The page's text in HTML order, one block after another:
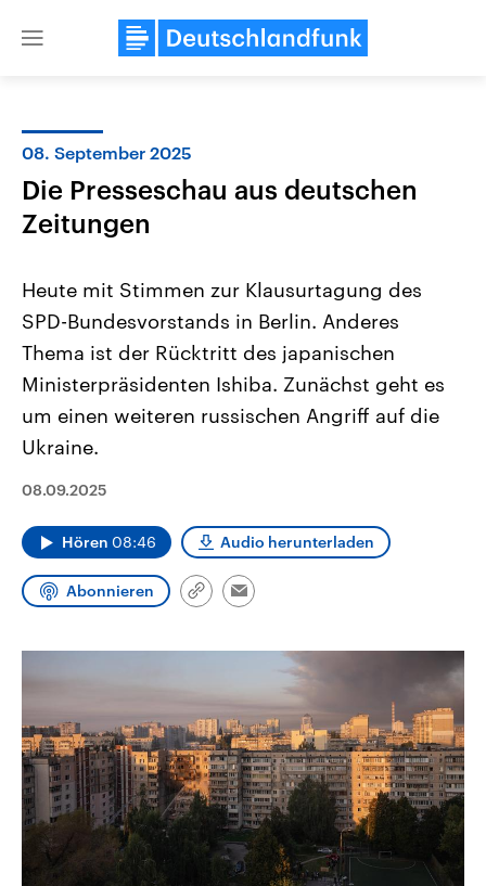
Close
Landtagswahl Sachsen-Anhalt
2026
Alle Informationen
September 2026 einen neuen
Bundesland von einer Koalition aus
CDU, SPD und FDP regiert.-
Wahlprogramme, aktuelle Berichte
und Hintergründe zu den Parteien
Wahl.
USA
Aktuelle Beiträge,
Hintergründe
Wirtschaftlich und
Sendungen Programm Podcasts
Audio-Archiv
08. September 2025
Die Presseschau aus deutschen
Zeitungen
Heute mit Stimmen zur Klausurtagung des
SPD-Bundesvorstands in Berlin. Anderes
Thema ist der Rücktritt des japanischen
Ministerpräsidenten Ishiba. Zunächst geht es
um einen weiteren russischen Angriff auf die
Ukraine.
08.09.2025
Hören 08:46 Audio herunterladen
Abonnieren
Link
Email